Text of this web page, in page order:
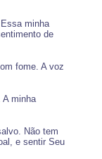
minha
de
fome. A voz
minha
Não tem
e sentir Seu